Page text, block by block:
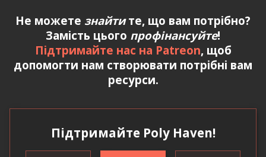
Не можете знайтите, що вам потрібно?
Замість цього профінансуйте!
Підтримайте нас на Patreon, щоб
допомогти нам створювати потрібні вам
ресурси.
Підтримайте Poly Haven!